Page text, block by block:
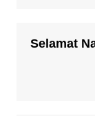
Selamat